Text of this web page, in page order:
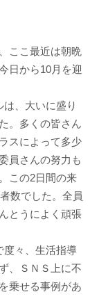
ここ最近は朝晩
日から10月を迎
、大いに盛り
。多くの皆さん
スによって多少
員さんの努力も
この2日間の来
数でした。全員
とうによく頑張
度々、生活指導
、ＳＮＳ上に不
乗せる事例があ